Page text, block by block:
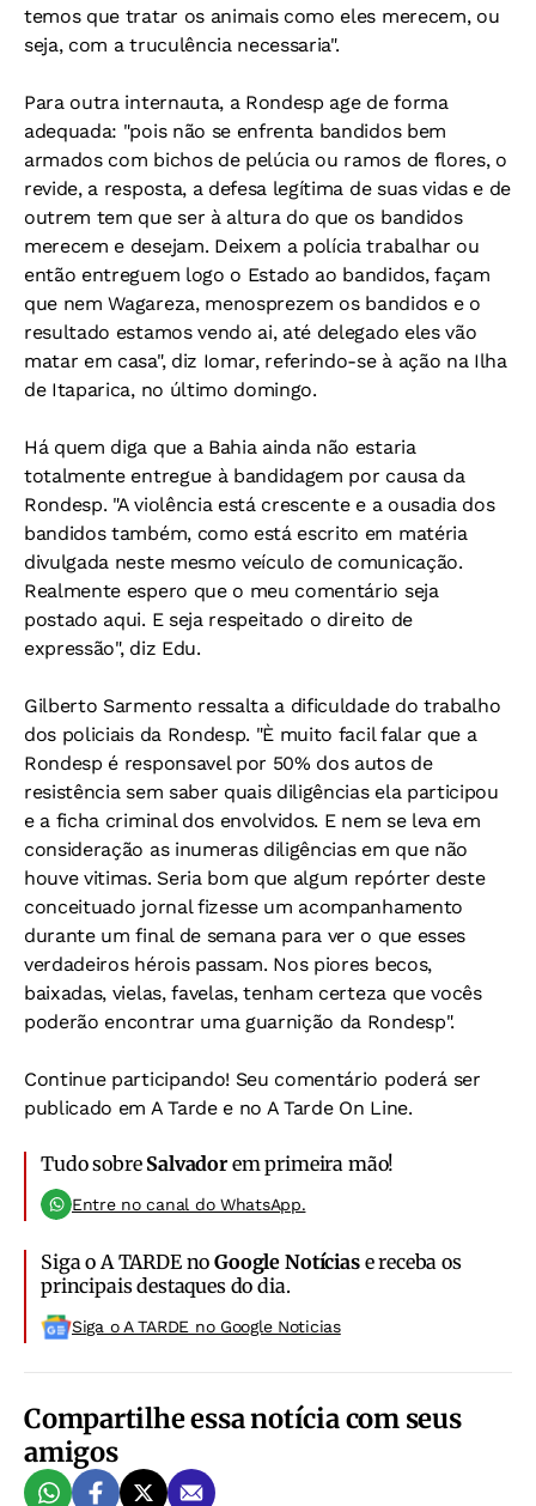
temos que tratar os animais como eles merecem, ou
seja, com a truculência necessaria".
Para outra internauta, a Rondesp age de forma
adequada: "pois não se enfrenta bandidos bem
armados com bichos de pelúcia ou ramos de flores, o
revide, a resposta, a defesa legítima de suas vidas e de
outrem tem que ser à altura do que os bandidos
merecem e desejam. Deixem a polícia trabalhar ou
então entreguem logo o Estado ao bandidos, façam
que nem Wagareza, menosprezem os bandidos e o
resultado estamos vendo ai, até delegado eles vão
matar em casa", diz Iomar, referindo-se à ação na Ilha
de Itaparica, no último domingo.
Há quem diga que a Bahia ainda não estaria
totalmente entregue à bandidagem por causa da
Rondesp. "A violência está crescente e a ousadia dos
bandidos também, como está escrito em matéria
divulgada neste mesmo veículo de comunicação.
Realmente espero que o meu comentário seja
postado aqui. E seja respeitado o direito de
expressão", diz Edu.
Gilberto Sarmento ressalta a dificuldade do trabalho
dos policiais da Rondesp. "È muito facil falar que a
Rondesp é responsavel por 50% dos autos de
resistência sem saber quais diligências ela participou
e a ficha criminal dos envolvidos. E nem se leva em
consideração as inumeras diligências em que não
houve vitimas. Seria bom que algum repórter deste
conceituado jornal fizesse um acompanhamento
durante um final de semana para ver o que esses
verdadeiros hérois passam. Nos piores becos,
baixadas, vielas, favelas, tenham certeza que vocês
poderão encontrar uma guarnição da Rondesp".
Continue participando! Seu comentário poderá ser
publicado em A Tarde e no A Tarde On Line.
Tudo sobre Salvadorem primeira mão!
Entre no canal do WhatsApp.
Siga o A TARDE noGoogle Notíciase receba os
principais destaques do dia.
Siga o A TARDE no Google Noticias
Compartilhe essa notícia com seus
amigos